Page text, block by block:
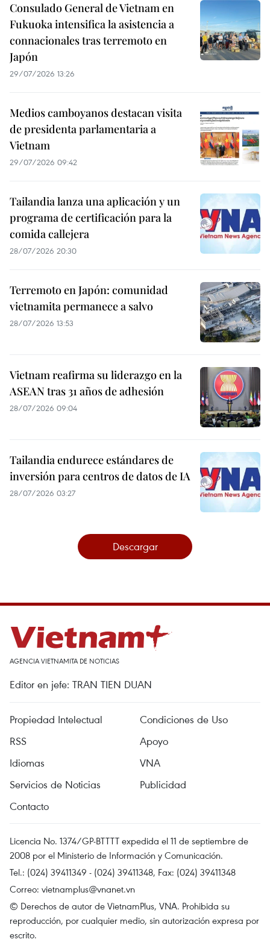
Consulado General de Vietnam en
Fukuoka intensifica la asistencia a
connacionales tras terremoto en
Japón
29/07/2026 13:26
Medios camboyanos destacan visita
de presidenta parlamentaria a
Vietnam
29/07/2026 09:42
Tailandia lanza una aplicación y un
programa de certificación para la
comida callejera
28/07/2026 20:30
Terremoto en Japón: comunidad
vietnamita permanece a salvo
28/07/2026 13:53
Vietnam reafirma su liderazgo en la
ASEAN tras 31 años de adhesión
28/07/2026 09:04
Tailandia endurece estándares de
inversión para centros de datos de IA
28/07/2026 03:27
Descargar
AGENCIA VIETNAMITA DE NOTICIAS
Editor en jefe: TRAN TIEN DUAN
Propiedad Intelectual
Condiciones de Uso
RSS
Apoyo
Idiomas
VNA
Servicios de Noticias
Publicidad
Contacto
Licencia No. 1374/GP-BTTTT expedida el 11 de septiembre de
2008 por el Ministerio de Información y Comunicación.
Tel.: (024) 39411349 - (024) 39411348, Fax: (024) 39411348
Correo: vietnamplus@vnanet.vn
© Derechos de autor de VietnamPlus, VNA. Prohibida su
reproducción, por cualquier medio, sin autorización expresa por
escrito.